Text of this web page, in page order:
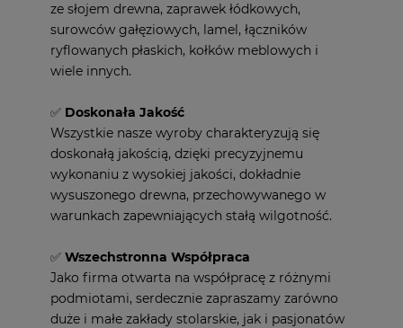
ze słojem drewna, zaprawek łódkowych,
surowców gałęziowych, lamel, łączników
ryflowanych płaskich, kołków meblowych i
wiele innych.
✅ Doskonała Jakość
Wszystkie nasze wyroby charakteryzują się
doskonałą jakością, dzięki precyzyjnemu
wykonaniu z wysokiej jakości, dokładnie
wysuszonego drewna, przechowywanego w
warunkach zapewniających stałą wilgotność.
✅ Wszechstronna Współpraca
Jako firma otwarta na współpracę z różnymi
podmiotami, serdecznie zapraszamy zarówno
duże i małe zakłady stolarskie, jak i pasjonatów